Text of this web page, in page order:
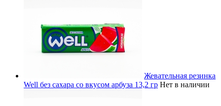
Жевательная резинка
Well без сахара со вкусом арбуза 13,2 гр Нет в наличии